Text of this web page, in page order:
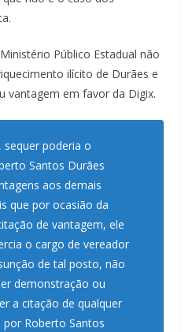
Público Estadual não
ilícito de Durães e
vantagem em favor da Digix.
sequer poderia o
Santos Durães
aos demais
que por ocasião da
de vantagem, ele
o cargo de vereador
de tal posto, não
demonstração ou
a citação de qualquer
Roberto Santos